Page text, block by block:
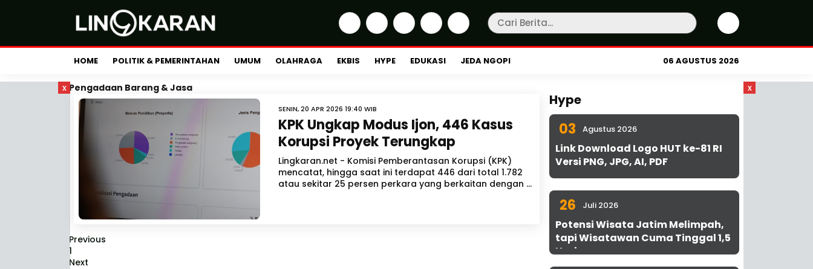
HOME POLITIK & PEMERINTAHAN UMUM OLAHRAGA EKBIS HYPE EDUKASI JEDA NGOPI 06 AGUSTUS 2026
x x
Pengadaan Barang & Jasa
SENIN, 20 APR 2026 19:40 WIB
KPK Ungkap Modus Ijon, 446 Kasus
Korupsi Proyek Terungkap
Lingkaran.net - Komisi Pemberantasan Korupsi (KPK)
mencatat, hingga saat ini terdapat 446 dari total 1.782
atau sekitar 25 persen perkara yang berkaitan dengan ...
Previous
1
Next
Hype
03 Agustus 2026
Link Download Logo HUT ke-81 RI
Versi PNG, JPG, AI, PDF
26 Juli 2026
Potensi Wisata Jatim Melimpah,
tapi Wisatawan Cuma Tinggal 1,5
Hari